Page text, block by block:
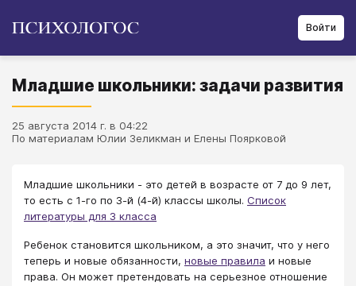
Войти
Младшие школьники: задачи развития
25 августа 2014 г. в 04:22
По материалам Юлии Зеликман и Елены Поярковой
Младшие школьники - это детей в возрасте от 7 до 9 лет,
то есть с 1-го по 3-й (4-й) классы школы. Список
литературы для 3 класса
Ребенок становится школьником, а это значит, что у него
теперь и новые обязанности, новые правила и новые
права. Он может претендовать на серьезное отношение